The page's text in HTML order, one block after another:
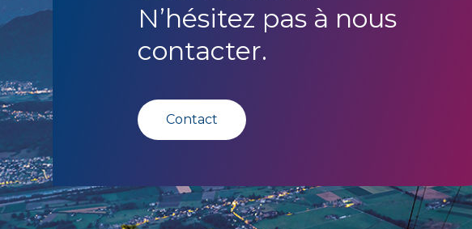
N’hésitez pas à nous
contacter.
Contact